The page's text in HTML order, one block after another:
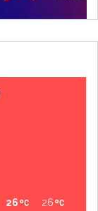
26
26